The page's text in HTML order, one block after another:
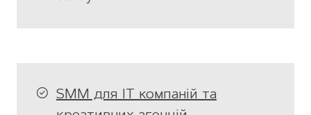
SMM для IT компаній та